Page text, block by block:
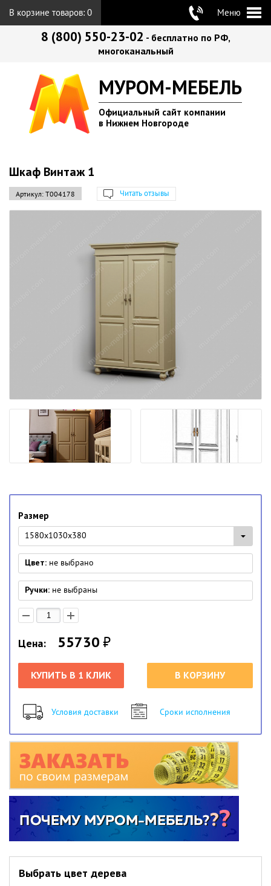
В корзине товаров: 0 Меню
8 (800) 550-23-02 - бесплатно по РФ,
многоканальный
МУРОМ-МЕБЕЛЬ
Официальный сайт компании
в Нижнем Новгороде
Шкаф Винтаж 1
Артикул: Т004178 Читать отзывы
Размер
1580x1030x380
Цвет: не выбрано
Ручки: не выбраны
Цена: 55730₽
КУПИТЬ В 1 КЛИК В КОРЗИНУ
Условия доставки Сроки исполнения
Выбрать цвет дерева